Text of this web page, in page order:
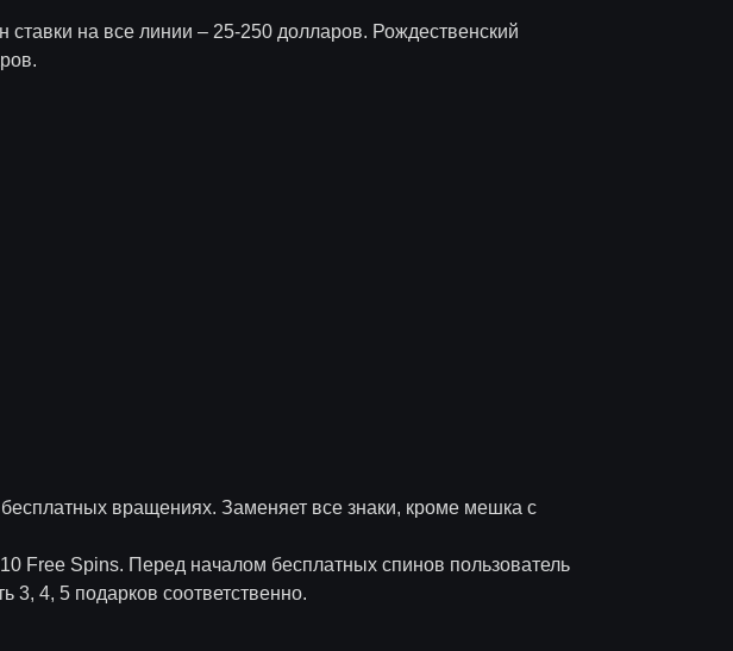
на все линии – 25-250 долларов. Рождественский
вращениях. Заменяет все знаки, кроме мешка с
Free Spins. Перед началом бесплатных спинов пользователь
4, 5 подарков соответственно.